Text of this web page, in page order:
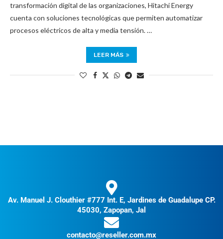
transformación digital de las organizaciones, Hitachi Energy
cuenta con soluciones tecnológicas que permiten automatizar
procesos eléctricos de alta y media tensión. …
LEER MÁS
Av. Manuel J. Clouthier #777 Int. E, Jardines de Guadalupe CP.
45030, Zapopan, Jal
contacto@reseller.com.mx